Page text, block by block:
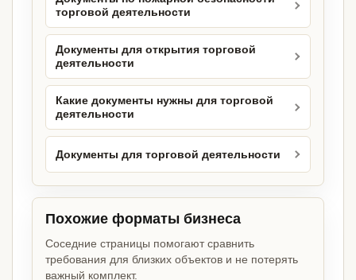
торговой деятельности
Документы для открытия торговой
деятельности
Какие документы нужны для торговой
деятельности
Документы для торговой деятельности
Похожие форматы бизнеса
Соседние страницы помогают сравнить
требования для близких объектов и не потерять
важный комплект.